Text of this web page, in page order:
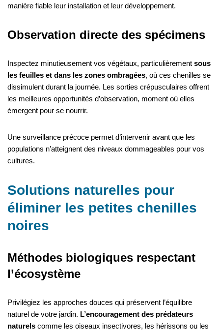
manière fiable leur installation et leur développement.
Observation directe des spécimens
Inspectez minutieusement vos végétaux, particulièrement sous
les feuilles et dans les zones ombragées, où ces chenilles se
dissimulent durant la journée. Les sorties crépusculaires offrent
les meilleures opportunités d’observation, moment où elles
émergent pour se nourrir.
Une surveillance précoce permet d’intervenir avant que les
populations n’atteignent des niveaux dommageables pour vos
cultures.
Solutions naturelles pour
éliminer les petites chenilles
noires
Méthodes biologiques respectant
l’écosystème
Privilégiez les approches douces qui préservent l’équilibre
naturel de votre jardin. L’encouragement des prédateurs
naturels comme les oiseaux insectivores, les hérissons ou les